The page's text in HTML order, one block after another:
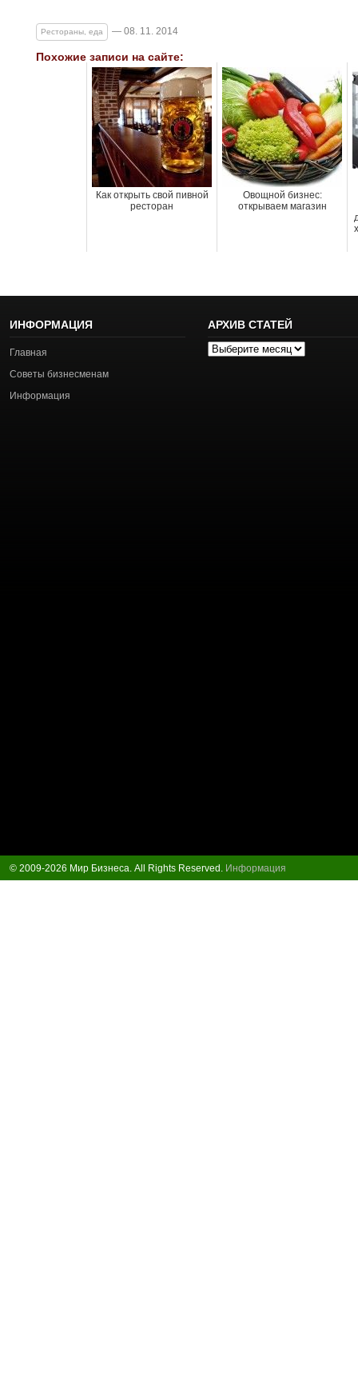
Рестораны, еда — 08. 11. 2014
Похожие записи на сайте:
Как открыть свой пивной
ресторан
Овощной бизнес:
открываем магазин
ИНФОРМАЦИЯ
Главная
Советы бизнесменам
Информация
АРХИВ СТАТЕЙ
Архив
© 2009-2026 Мир Бизнеса. All Rights Reserved. Информация